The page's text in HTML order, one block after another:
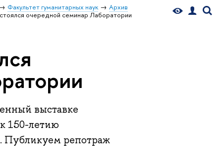
Факультет гуманитарных наук
Архив
очередной семинар Лаборатории
выставке
150-летию
Публикуем репотраж